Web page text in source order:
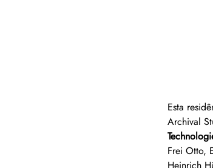
Esta
Archival
Frei Otto,